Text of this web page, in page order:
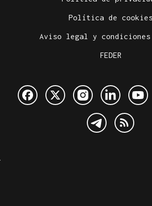
Política de cookies
Aviso legal y condiciones
FEDER